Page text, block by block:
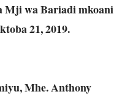
Mji wa Bariadi mkoani
21, 2019.
Mhe. Anthony